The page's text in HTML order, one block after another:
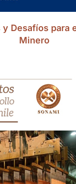
y Desafíos para
Minero